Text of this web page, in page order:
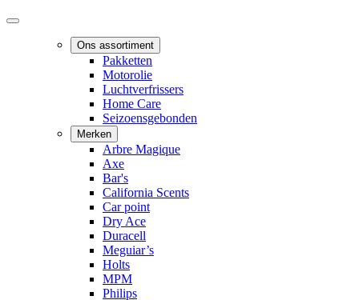
Ons assortiment
Pakketten
Motorolie
Luchtverfrissers
Home Care
Seizoensgebonden
Merken
Arbre Magique
Axe
Bar's
California Scents
Car point
Dry Ace
Duracell
Meguiar’s
Holts
MPM
Philips